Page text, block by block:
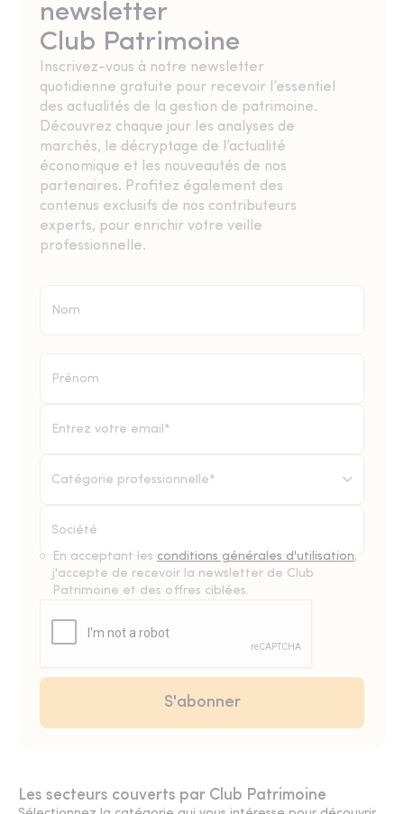
newsletter
Club Patrimoine
Inscrivez-vous à notre newsletter
quotidienne gratuite pour recevoir l’essentiel
des actualités de la gestion de patrimoine.
Découvrez chaque jour les analyses de
marchés, le décryptage de l’actualité
économique et les nouveautés de nos
partenaires. Profitez également des
contenus exclusifs de nos contributeurs
experts, pour enrichir votre veille
professionnelle.
Catégorie professionnelle*
En acceptant les conditions générales d'utilisation,
j'accepte de recevoir la newsletter de Club
Patrimoine et des offres ciblées.
Les secteurs couverts par Club Patrimoine